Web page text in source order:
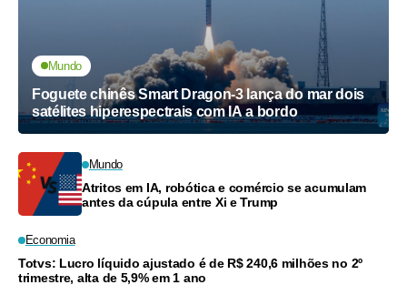
Mundo
Foguete chinês Smart Dragon-3 lança do mar dois
satélites hiperespectrais com IA a bordo
Mundo
Atritos em IA, robótica e comércio se acumulam
antes da cúpula entre Xi e Trump
Economia
Totvs: Lucro líquido ajustado é de R$ 240,6 milhões no 2º
trimestre, alta de 5,9% em 1 ano